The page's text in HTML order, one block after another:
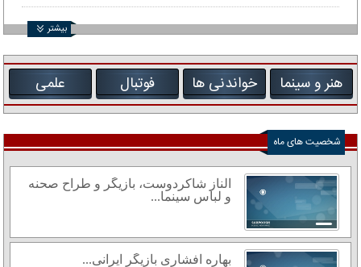
۲۰۲۳
بیشتر
هنر و سینما خواندنی ها فوتبال علمی
شخصیت های ماه
الناز شاکردوست، بازیگر و طراح صحنه
و لباس سینما...
بهاره افشاری بازیگر ایرانی...